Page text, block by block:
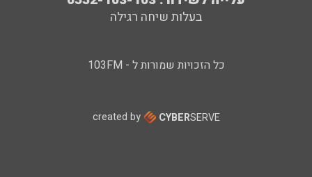
בעלות שיחה רגילה
כל הזכויות שמורות ל - 103FM
created by CYBERSERVE